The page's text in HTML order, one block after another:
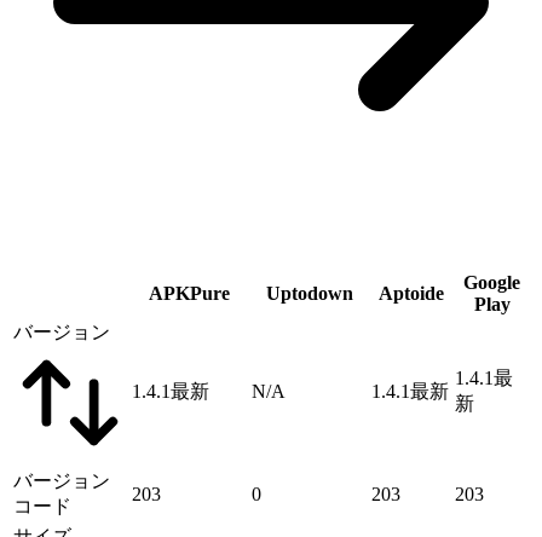
APKPure Uptodown Aptoide
Google
Play
バージョン
1.4.1最新 N/A 1.4.1最新
1.4.1最
新
バージョン
コード
203 0 203 203